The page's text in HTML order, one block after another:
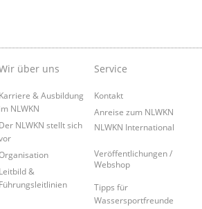
über uns
Karriere & Ausbildung
im NLWKN
Der NLWKN stellt sich
Leitbild &
Führungsleitlinien
Service
Kontakt
Anreise zum NLWKN
NLWKN International
Veröffentlichungen /
Webshop
Tipps für
Wassersportfreunde